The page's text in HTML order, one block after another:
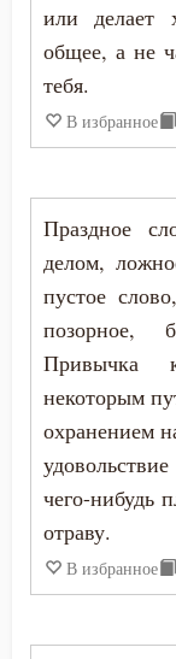
Блуд
Бог
Богопознание
Богоугождение
Болезнь
Борьба
Будущее
Ведение
Вечные муки
Игнатий
Иоанн
Иоанн
Иосиф
Исаак Сирин
Макарий
Максим Грек
Никодим
или делает
общее, а не
тебя.
В избранное
Праздное
делом,
пустое
позорное,
Привычка
некоторым
охранением
чего-нибудь
отраву.
В избранное